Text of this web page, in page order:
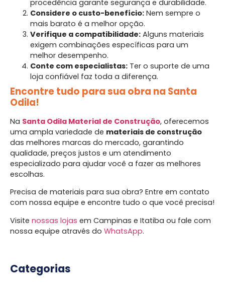
procedência garante segurança e durabilidade.
Considere o custo-benefício: Nem sempre o
mais barato é a melhor opção.
Verifique a compatibilidade: Alguns materiais
exigem combinações específicas para um
melhor desempenho.
Conte com especialistas: Ter o suporte de uma
loja confiável faz toda a diferença.
Encontre tudo para sua obra na Santa
Odila!
Na Santa Odila Material de Construção, oferecemos
uma ampla variedade de materiais de construção
das melhores marcas do mercado, garantindo
qualidade, preços justos e um atendimento
especializado para ajudar você a fazer as melhores
escolhas.
Precisa de materiais para sua obra? Entre em contato
com nossa equipe e encontre tudo o que você precisa!
Visite nossas lojas em Campinas e Itatiba ou fale com
nossa equipe através do WhatsApp.
Categorias